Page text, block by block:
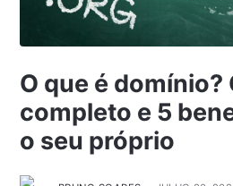
O que é domínio?
completo e 5
o seu próprio